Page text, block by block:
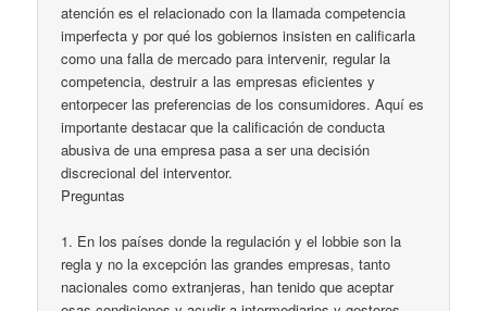
atención es el relacionado con la llamada competencia
imperfecta y por qué los gobiernos insisten en calificarla
como una falla de mercado para intervenir, regular la
competencia, destruir a las empresas eficientes y
entorpecer las preferencias de los consumidores. Aquí es
importante destacar que la calificación de conducta
abusiva de una empresa pasa a ser una decisión
discrecional del interventor.
Preguntas
1. En los países donde la regulación y el lobbie son la
regla y no la excepción las grandes empresas, tanto
nacionales como extranjeras, han tenido que aceptar